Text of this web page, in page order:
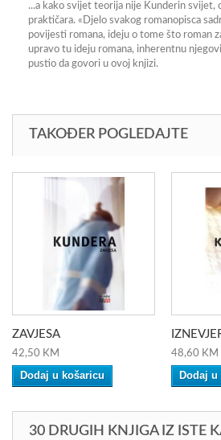
...a kako svijet teorija nije Kunderin svijet,
praktičara. «Djelo svakog romanopisca
povijesti romana, ideju o tome što roman
upravo tu ideju romana, inherentnu
pustio da govori u ovoj knjizi.
TAKOĐER POGLEDAJTE
ZAVJESA
42,50 KM
Dodaj u košaricu
48,60 KM
Dodaj
30 DRUGIH KNJIGA IZ ISTE